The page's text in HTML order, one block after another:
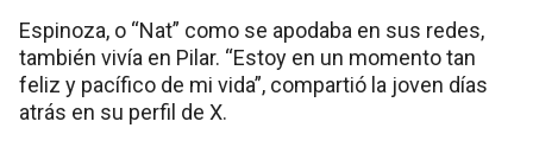
Espinoza, o “Nat” como se apodaba en sus redes,
también vivía en Pilar. “Estoy en un momento tan
feliz y pacífico de mi vida”, compartió la joven días
atrás en su perfil de X.